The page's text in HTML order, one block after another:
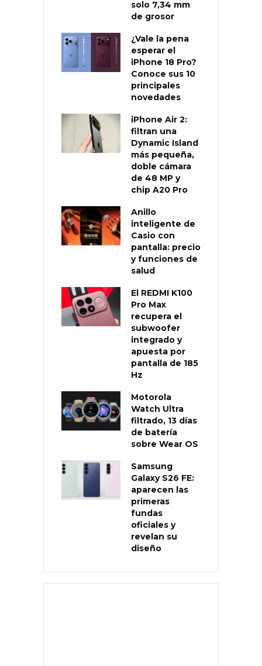
solo 7,34 mm
de grosor
¿Vale la pena
esperar el
iPhone 18 Pro?
Conoce sus 10
principales
novedades
iPhone Air 2:
filtran una
Dynamic Island
más pequeña,
doble cámara
de 48 MP y
chip A20 Pro
Anillo
inteligente de
Casio con
pantalla: precio
y funciones de
salud
El REDMI K100
Pro Max
recupera el
subwoofer
integrado y
apuesta por
pantalla de 185
Hz
Motorola
Watch Ultra
filtrado, 13 días
de batería
sobre Wear OS
Samsung
Galaxy S26 FE:
aparecen las
primeras
fundas
oficiales y
revelan su
diseño